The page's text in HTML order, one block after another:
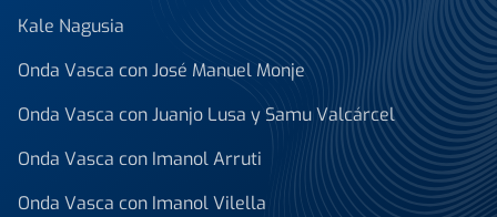
Kale Nagusia
Onda Vasca con José Manuel Monje
Onda Vasca con Juanjo Lusa y Samu Valcárcel
Onda Vasca con Imanol Arruti
Onda Vasca con Imanol Vilella